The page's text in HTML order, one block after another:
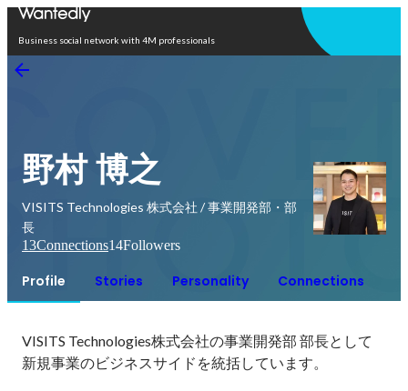
Business social network with 4M professionals
野村 博之
VISITS Technologies 株式会社 / 事業開発部・部
長
13Connections14Followers
Profile Stories Personality Connections
VISITS Technologies株式会社の事業開発部 部長として
新規事業のビジネスサイドを統括しています。